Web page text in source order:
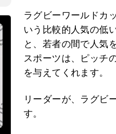
ラグビーワールドカ
いう比較的人気の低
と、若者の間で人気
スポーツは、ピッチ
を与えてくれます。
リーダーが、ラグビ
す。